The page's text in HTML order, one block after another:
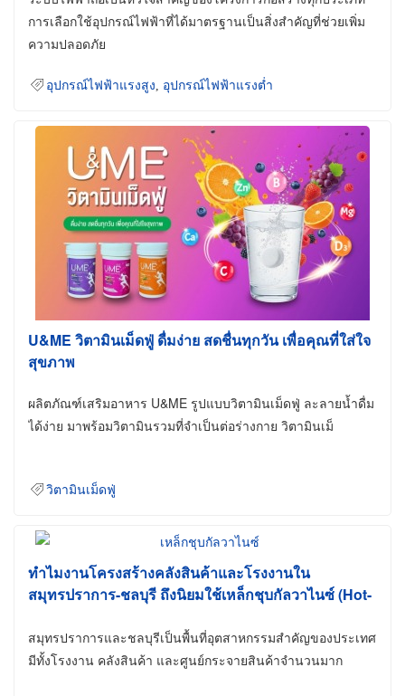
การเลือกใช้อุปกรณ์ไฟฟ้าที่ได้มาตรฐานเป็นสิ่งสำคัญที่ช่วยเพิ่ม
ความปลอดภัย
อุปกรณ์ไฟฟ้าแรงสูง อุปกรณ์ไฟฟ้าแรงต่ำ
U&ME วิตามินเม็ดฟู่ ดื่มง่าย สดชื่นทุกวัน เพื่อคุณที่ใส่ใจ
สุขภาพ
ผลิตภัณฑ์เสริมอาหาร U&ME รูปแบบวิตามินเม็ดฟู่ ละลายน้ำดื่ม
ได้ง่าย มาพร้อมวิตามินรวมที่จำเป็นต่อร่างกาย วิตามินเม็
วิตามินเม็ดฟู่
ทำไมงานโครงสร้างคลังสินค้าและโรงงานใน
สมุทรปราการ-ชลบุรี ถึงนิยมใช้เหล็กชุบกัลวาไนซ์ (Hot-
สมุทรปราการและชลบุรีเป็นพื้นที่อุตสาหกรรมสำคัญของประเทศ
มีทั้งโรงงาน คลังสินค้า และศูนย์กระจายสินค้าจำนวนมาก